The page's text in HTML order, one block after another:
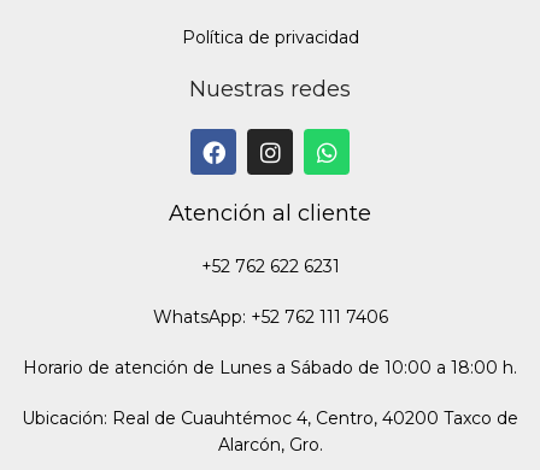
Política de privacidad
Nuestras redes
Atención al cliente
+52 762 622 6231
WhatsApp: +52 762 111 7406
Horario de atención de Lunes a Sábado de 10:00 a 18:00 h.
Ubicación: Real de Cuauhtémoc 4, Centro, 40200 Taxco de
Alarcón, Gro.